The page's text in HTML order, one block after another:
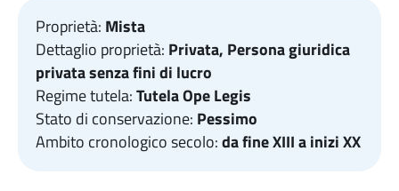
Proprietà: Mista
Dettaglio proprietà: Privata, Persona giuridica
privata senza fini di lucro
Regime tutela:Tutela Ope Legis
Stato di conservazione: Pessimo
Ambito cronologico secolo:da fine XIII a inizi XX